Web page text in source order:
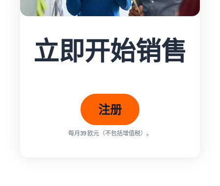
立即开始销售
注册
每月39 欧元（不包括增值税）。